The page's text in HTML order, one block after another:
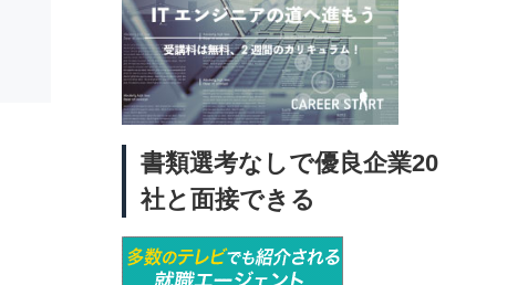
書類選考なしで優良企業20
社と面接できる